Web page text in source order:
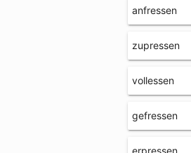
anfressen
zupressen
vollessen
gefressen
erpressen